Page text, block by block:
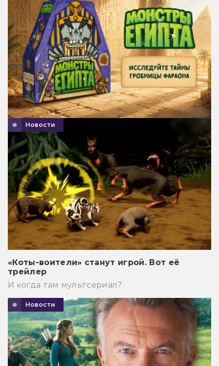
Новости
«Коты-воители» станут игрой. Вот её
трейлер
И когда там мультсериал?
Новости